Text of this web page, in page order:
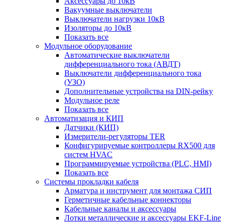
Вакуумные выключатели
Выключатели нагрузки 10кВ
Изоляторы до 10кВ
Показать все
Модульное оборудование
Автоматические выключатели
дифференциального тока (АВДТ)
Выключатели дифференциального тока
(УЗО)
Дополнительные устройства на DIN-рейку
Модульное реле
Показать все
Автоматизация и КИП
Датчики (КИП)
Измерители-регуляторы TER
Конфигурируемые контроллеры RX500 для
систем HVAC
Программируемые устройства (PLC, HMI)
Показать все
Системы прокладки кабеля
Арматура и инструмент для монтажа СИП
Герметичные кабельные коннекторы
Кабельные каналы и аксессуары
Лотки металлические и аксессуары EKF-Line